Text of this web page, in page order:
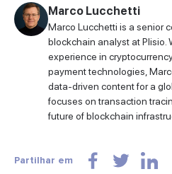
Marco Lucchetti
Marco Lucchetti is a senior
blockchain analyst at Plisio.
experience in
payment technologies,
data-driven content for a
focuses on transaction
future of blockchain
Partilhar em